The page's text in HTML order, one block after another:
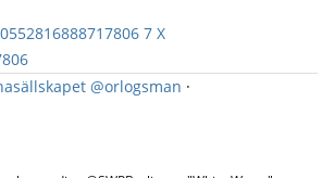
7 X
@orlogsman ·